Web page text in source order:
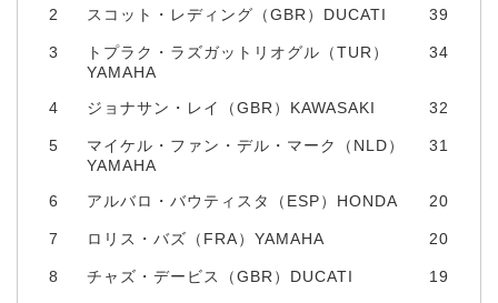
2 スコット・レディング（GBR）DUCATI 39
3
トプラク・ラズガットリオグル（TUR）
YAMAHA
34
4 ジョナサン・レイ（GBR）KAWASAKI 32
5
マイケル・ファン・デル・マーク（NLD）
YAMAHA
31
6 アルバロ・バウティスタ（ESP）HONDA 20
7 ロリス・バズ（FRA）YAMAHA 20
8 チャズ・デービス（GBR）DUCATI 19